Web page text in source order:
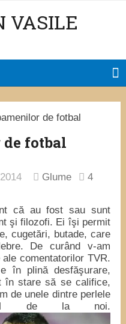
de fotbal
fotbal
Glume
4
că au fost sau sunt
şi filozofi. Ei îşi permit
cugetări, butade, care
De curând v-am
comentatorilor TVR.
în plină desfăşurare,
în stare să se califice,
de unele dintre perlele
de la noi.